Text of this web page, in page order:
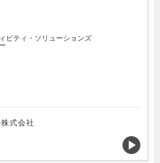
ビティ・ソリューションズ
式会社